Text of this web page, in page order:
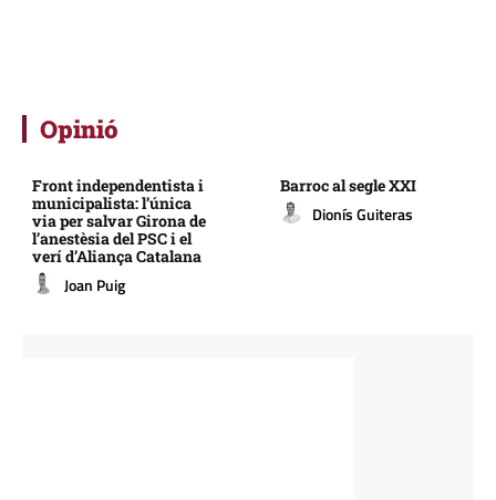
Opinió
Front independentista i
municipalista: l’única
via per salvar Girona de
l’anestèsia del PSC i el
verí d’Aliança Catalana
Joan Puig
Barroc al segle XXI
Dionís Guiteras